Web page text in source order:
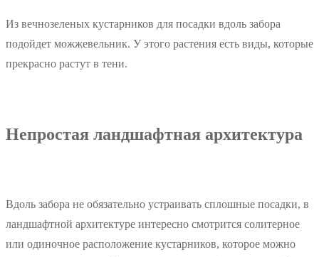
Из вечнозеленых кустарников для посадки вдоль забора
подойдет можжевельник. У этого растения есть виды, которые
прекрасно растут в тени.
Непростая ландшафтная архитектура
Вдоль забора не обязательно устраивать сплошные посадки, в
ландшафтной архитектуре интересно смотрится солитерное
или одиночное расположение кустарников, которое можно